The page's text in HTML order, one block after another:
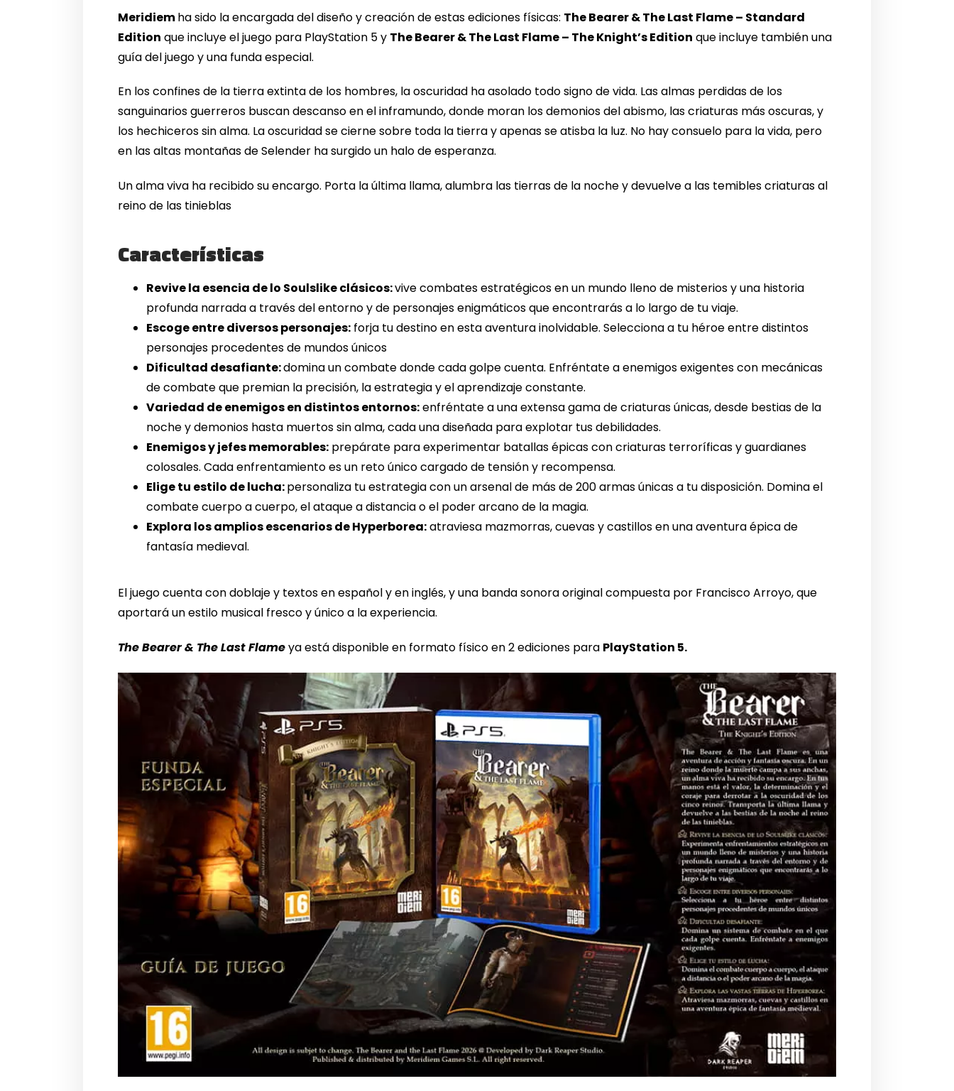
Meridiemha sido la encargada del diseño y creación de estas ediciones físicas: The Bearer & The Last Flame – Standard
Edition que incluye el juego para PlayStation 5 y The Bearer & The Last Flame – The Knight’s Edition que incluye también una
guía del juego y una funda especial.
En los confines de la tierra extinta de los hombres, la oscuridad ha asolado todo signo de vida. Las almas perdidas de los
sanguinarios guerreros buscan descanso en el inframundo, donde moran los demonios del abismo, las criaturas más oscuras, y
los hechiceros sin alma. La oscuridad se cierne sobre toda la tierra y apenas se atisba la luz. No hay consuelo para la vida, pero
en las altas montañas de Selender ha surgido un halo de esperanza.
Un alma viva ha recibido su encargo. Porta la última llama, alumbra las tierras de la noche y devuelve a las temibles criaturas al
reino de las tinieblas
Características
Revive la esencia de lo Soulslike clásicos:vive combates estratégicos en un mundo lleno de misterios y una historia
profunda narrada a través del entorno y de personajes enigmáticos que encontrarás a lo largo de tu viaje.
Escoge entre diversos personajes: forja tu destino en esta aventura inolvidable. Selecciona a tu héroe entre distintos
personajes procedentes de mundos únicos
Dificultad desafiante:domina un combate donde cada golpe cuenta. Enfréntate a enemigos exigentes con mecánicas
de combate que premian la precisión, la estrategia y el aprendizaje constante.
Variedad de enemigos en distintos entornos:enfréntate a una extensa gama de criaturas únicas, desde bestias de la
noche y demonios hasta muertos sin alma, cada una diseñada para explotar tus debilidades.
Enemigos y jefes memorables: prepárate para experimentar batallas épicas con criaturas terroríficas y guardianes
colosales. Cada enfrentamiento es un reto único cargado de tensión y recompensa.
Elige tu estilo de lucha:personaliza tu estrategia con un arsenal de más de 200 armas únicas a tu disposición. Domina el
combate cuerpo a cuerpo, el ataque a distancia o el poder arcano de la magia.
Explora los amplios escenarios de Hyperborea:atraviesa mazmorras, cuevas y castillos en una aventura épica de
fantasía medieval.
El juego cuenta con doblaje y textos en español y en inglés, y una banda sonora original compuesta por Francisco Arroyo, que
aportará un estilo musical fresco y único a la experiencia.
The Bearer & The Last Flameya está disponible en formato físico en 2 ediciones para PlayStation 5.